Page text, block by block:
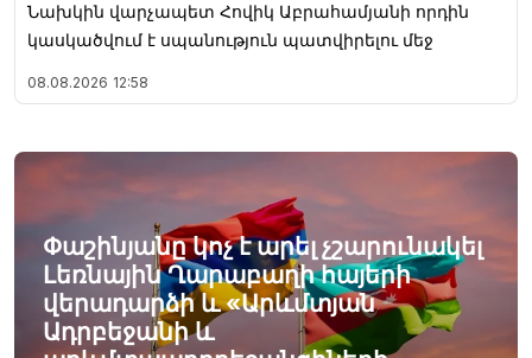
Նախկին վարչապետ Հովիկ Աբրահամյանի որդին
կասկածվում է սպանություն պատվիրելու մեջ
08.08.2026 12:58
Փաշինյանը կոչ է արել չշարունակել
Լեռնային Ղարաբաղի հայերի
վերադարձի և «Արևմտյան
Ադրբեջանի և